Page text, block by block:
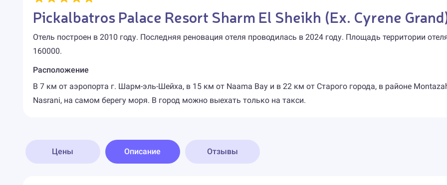
Pickalbatros Palace Resort Sharm El Sheikh (Ex. Cyrene
Отель построен в 2010 году. Последняя реновация отеля проводилась в 2024 году. Площадь территории
160000.
Расположение
В 7 км от аэропорта г. Шарм-эль-Шейха, в 15 км от Naama Bay и в 22 км от Старого города, в районе
Nasrani, на самом берегу моря. В город можно выехать только на такси.
Цены Описание Отзывы